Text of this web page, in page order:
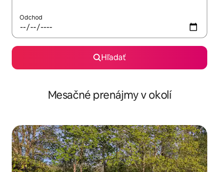
Odchod
Hľadať
Mesačné prenájmy v okolí